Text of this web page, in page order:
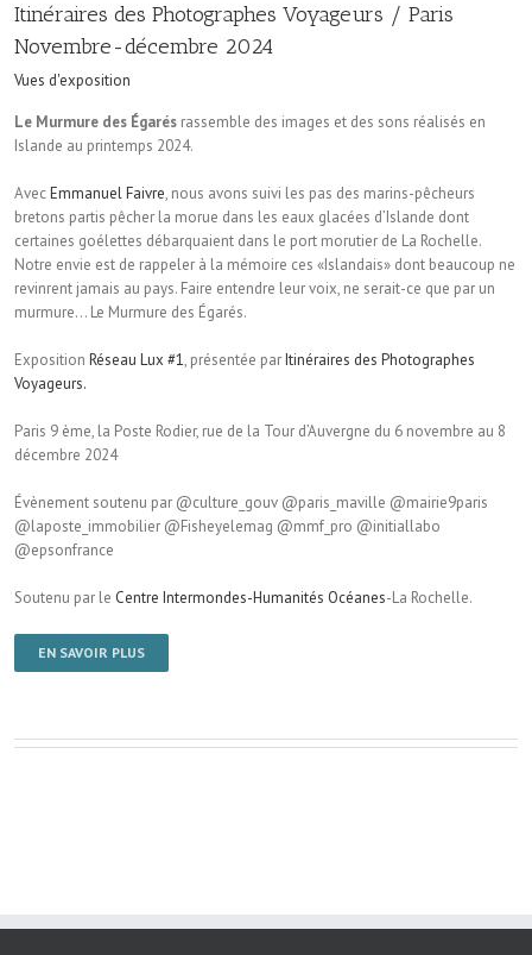
Itinéraires des Photographes Voyageurs / Paris
Novembre-décembre 2024
Vues d'exposition
Le Murmure des Égarés rassemble des images et des sons réalisés en
Islande au printemps 2024.
AvecEmmanuel Faivre, nous avons suivi les pas des marins-pêcheurs
bretons partis pêcher la morue dans les eaux glacées d’Islande dont
certaines goélettes débarquaient dans le port morutier de La Rochelle.
Notre envie est de rappeler à la mémoire ces «Islandais» dont beaucoup ne
revinrent jamais au pays. Faire entendre leur voix, ne serait-ce que par un
murmure… Le Murmure des Égarés.
Exposition Réseau Lux #1, présentée parItinéraires des Photographes
Voyageurs.
Paris 9 ème, la Poste Rodier, rue de la Tour d’Auvergne du 6 novembre au 8
décembre 2024
Évènement soutenu par @culture_gouv @paris_maville @mairie9paris
@laposte_immobilier @Fisheyelemag @mmf_pro @initiallabo
@epsonfrance
Soutenu par le Centre Intermondes-Humanités Océanes-La Rochelle.
EN SAVOIR PLUS